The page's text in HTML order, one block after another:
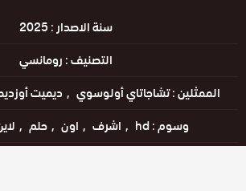
سنة الاصدار :2025
التصنيف :رومانسي
الممثلين :تشاجاتاي أولوسوي ديميت
وسوم :hd اشرف اون حلم